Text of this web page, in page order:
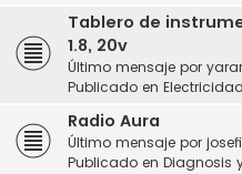
Tablero de
1.8, 20v
Último mensaje por
Publicado en
Radio Aura
Último mensaje por
Publicado en Diagnosis